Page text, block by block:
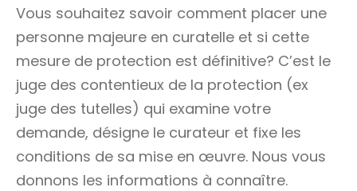
Vous souhaitez savoir comment placer une
personne majeure en curatelle et si cette
mesure de protection est définitive? C’est le
juge des contentieux de la protection (ex
juge des tutelles) qui examine votre
demande, désigne le curateur et fixe les
conditions de sa mise en œuvre. Nous vous
donnons les informations à connaître.